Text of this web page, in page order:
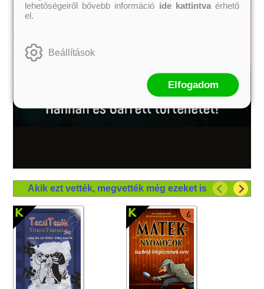
Akik ezt vették, megvették még ezeket is
lehetőségeiről bővebb információ ide kattintvaérhető
el.
Beállítások
Elfogadom